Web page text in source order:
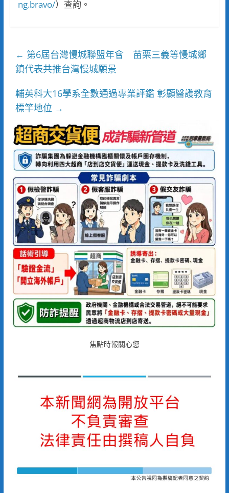
ng.bravo/）查詢。
← 第6屆台灣慢城聯盟年會 苗栗三義等慢城鄉
鎮代表共推台灣慢城願景
輔英科大16學系全數通過專業評鑑 彰顯醫護教育
標竿地位 →
焦點時報關心您